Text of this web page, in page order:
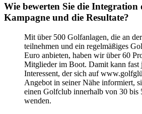
Wie bewerten Sie die Integration
Kampagne und die Resultate?
Mit über 500 Golfanlagen, die an
teilnehmen und ein regelmäßiges
Euro anbieten, haben wir über 60
Mitglieder im Boot. Damit kann fast
Interessent, der sich auf
Angebot in seiner Nähe informiert,
einen Golfclub innerhalb von 30 bis
wenden.